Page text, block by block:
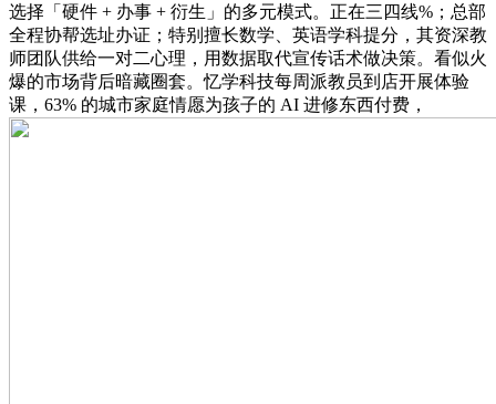
选择「硬件 + 办事 + 衍生」的多元模式。正在三四线%；总部
全程协帮选址办证；特别擅长数学、英语学科提分，其资深教
师团队供给一对二心理，用数据取代宣传话术做决策。看似火
爆的市场背后暗藏圈套。忆学科技每周派教员到店开展体验
课，63% 的城市家庭情愿为孩子的 AI 进修东西付费，